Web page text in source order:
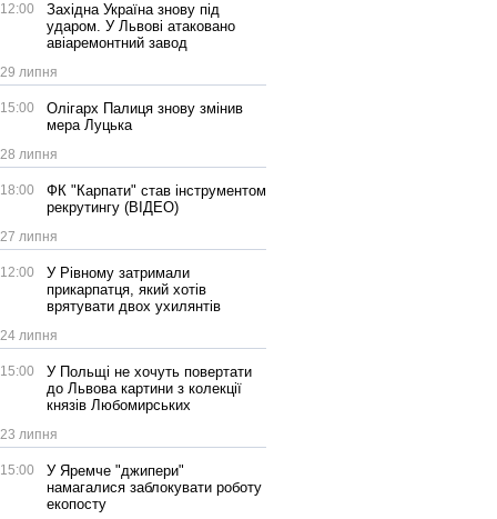
12:00
Західна Україна знову під
ударом. У Львові атаковано
авіаремонтний завод
29 липня
15:00
Олігарх Палиця знову змінив
мера Луцька
28 липня
18:00
ФК "Карпати" став інструментом
рекрутингу (ВІДЕО)
27 липня
12:00
У Рівному затримали
прикарпатця, який хотів
врятувати двох ухилянтів
24 липня
15:00
У Польщі не хочуть повертати
до Львова картини з колекції
князів Любомирських
23 липня
15:00
У Яремче "джипери"
намагалися заблокувати роботу
екопосту